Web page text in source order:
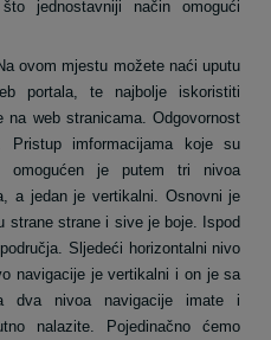
jednostavniji način omogući
ovom mjestu možete naći uputu
portala, te najbolje iskoristiti
web stranicama. Odgovornost
imformacijama koje su
omogućen je putem tri nivoa
a jedan je vertikalni. Osnovni je
strane strane i sive je boje. Ispod
Sljedeći horizontalni nivo
navigacije je vertikalni i on je sa
dva nivoa navigacije imate i
nalazite. Pojedinačno ćemo